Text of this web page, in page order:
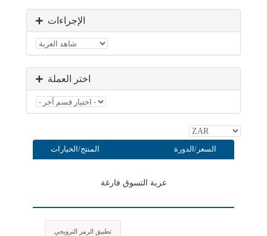
الإجراءات
اختر العملة
المنتج/الخيارات السعر/الدورة
عربة التسوق فارغة
تطبيق الرمز الترويجي